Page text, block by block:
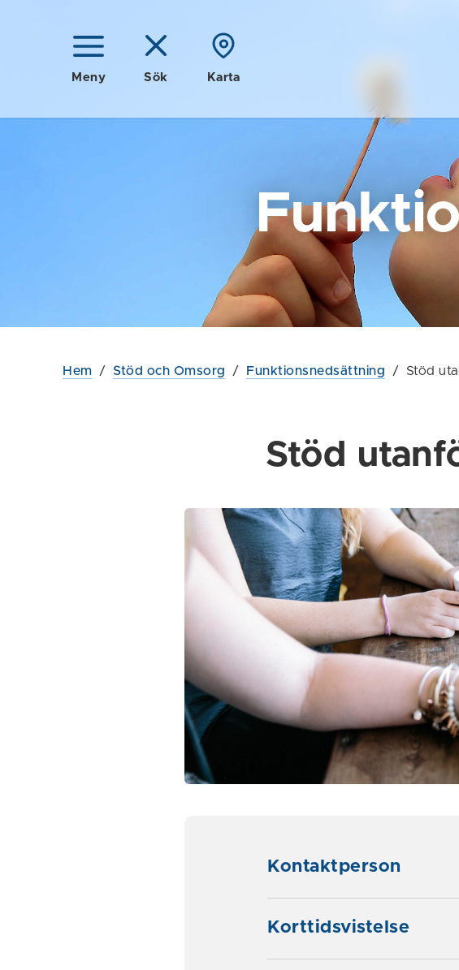
Meny Sök Karta
Hem / Stöd och Omsorg / Funktionsnedsättning / Stöd
Stöd
Kontaktperson
Korttidsvistelse